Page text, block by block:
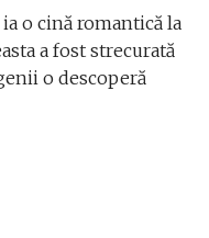
o cină romantică la
a fost strecurată
o descoperă